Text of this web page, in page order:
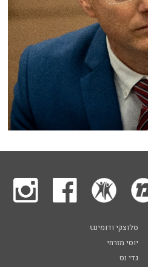
סלוצקי ודומינגז
יוסי מזרחי
גדי נס